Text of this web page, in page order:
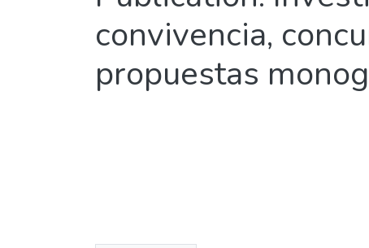
convivencia,
propuestas